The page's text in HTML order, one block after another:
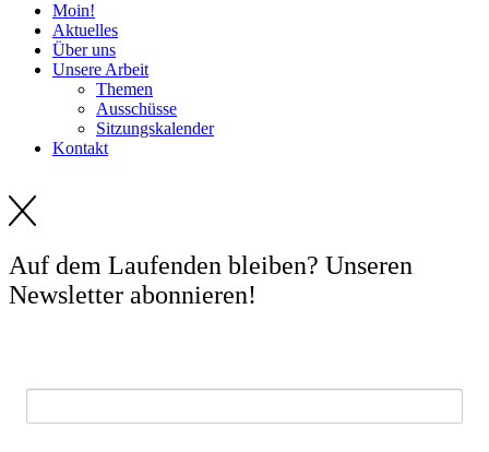
Moin!
Aktuelles
Über uns
Unsere Arbeit
Themen
Ausschüsse
Sitzungskalender
Kontakt
Auf dem Laufenden bleiben? Unseren
Newsletter abonnieren!